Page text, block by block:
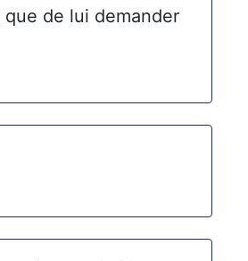
de lui demander